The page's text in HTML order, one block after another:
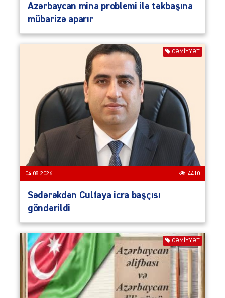
Azərbaycan mina problemi ilə təkbaşına
mübarizə aparır
CƏMIYYƏT
04.08.2026 4410
Sədərəkdən Culfaya icra başçısı
göndərildi
CƏMIYYƏT